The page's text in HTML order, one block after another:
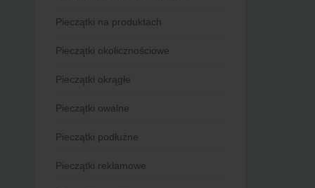
Pieczątki na produktach
Pieczątki okolicznościowe
Pieczątki okrągłe
Pieczątki owalne
Pieczątki podłużne
Pieczątki reklamowe